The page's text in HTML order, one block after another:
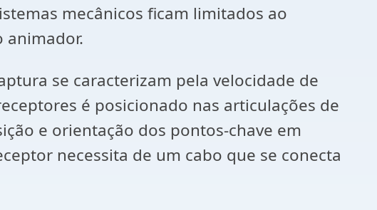
mecânicos ficam limitados ao
animador.
se caracterizam pela velocidade de
é posicionado nas articulações de
e orientação dos pontos-chave em
necessita de um cabo que se conecta